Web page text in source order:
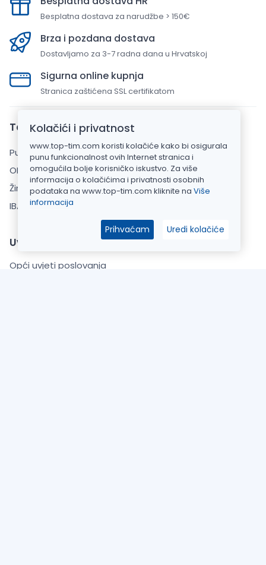
Besplatna dostava za narudžbe > 150€
Brza i pozdana dostava
Dostavljamo za 3-7 radna dana u Hrvatskoj
Sigurna online kupnja
Stranica zaštićena SSL certifikatom
Top Tim d.o.o.
Put Gvozdenova 283, 22000 Šibenik
OIB: 20925110769
Žiro račun: HPB banka d.d.
IBAN: HR7023900011101520911
Uvjeti kupnje
Opći uvjeti poslovanja
Kolačići i privatnost
www.top-tim.com koristi kolačiće kako bi osigurala
punu funkcionalnost ovih Internet stranica i
omogućila bolje korisničko iskustvo. Za više
informacija o kolačićima i privatnosti osobnih
podataka na www.top-tim.com kliknite na Više
informacija
Prihvaćam Uredi kolačiće